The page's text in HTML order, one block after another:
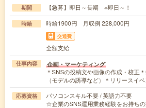
期間 【急募】即日～長期 ※即日～！
時給 時給1900円 月収例 228,000円
交通費
全額支給
仕事内容 企画・マーケティング
＊SNSの投稿文や画像の作成・校正
（モデルの誘導など）＊リリースイ
応募資格
パソコンスキル不要 / 英語力不要
☆企業のSNS運用業務経験をお持ち